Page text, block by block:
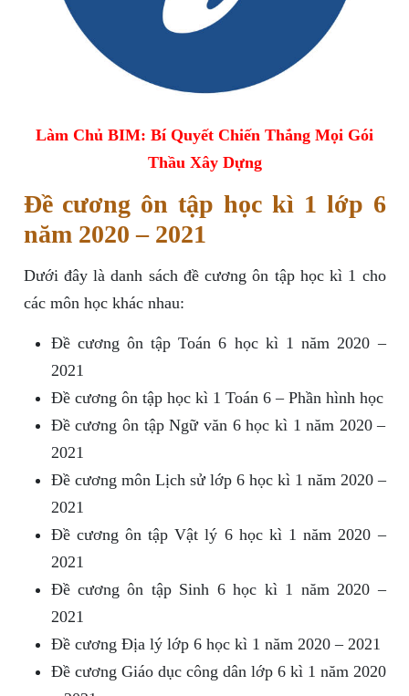
Làm Chủ BIM: Bí Quyết Chiến Thắng Mọi Gói
Thầu Xây Dựng
Đề cương ôn tập học kì 1 lớp 6
năm 2020 – 2021
Dưới đây là danh sách đề cương ôn tập học kì 1 cho
các môn học khác nhau:
Đề cương ôn tập Toán 6 học kì 1 năm 2020 –
2021
Đề cương ôn tập học kì 1 Toán 6 – Phần hình học
Đề cương ôn tập Ngữ văn 6 học kì 1 năm 2020 –
2021
Đề cương môn Lịch sử lớp 6 học kì 1 năm 2020 –
2021
Đề cương ôn tập Vật lý 6 học kì 1 năm 2020 –
2021
Đề cương ôn tập Sinh 6 học kì 1 năm 2020 –
2021
Đề cương Địa lý lớp 6 học kì 1 năm 2020 – 2021
Đề cương Giáo dục công dân lớp 6 kì 1 năm 2020